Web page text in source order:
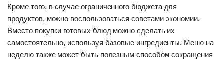
Кроме того, в случае ограниченного бюджета для
продуктов, можно воспользоваться советами экономии.
Вместо покупки готовых блюд можно сделать их
самостоятельно, используя базовые ингредиенты. Меню на
неделю также может быть полезным способом сокращения